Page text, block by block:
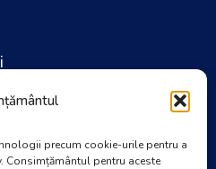
precum cookie-urile pentru a
Consimțământul pentru aceste
Galați